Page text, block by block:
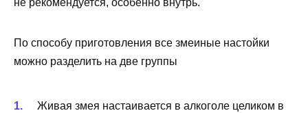
не рекомендуется, особенно внутрь.
По способу приготовления все змеиные настойки
можно разделить на две группы
Живая змея настаивается в алкоголе целиком в